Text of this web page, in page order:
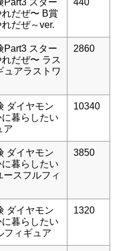
Part3 スター
だぜ〜 B賞
だぜ～ver.
440
Part3 スター
だぜ〜 ラス
ュアラストワ
2860
ダイヤモン
暮らしたい
ア
10340
ダイヤモン
暮らしたい
ースフルフィ
3850
ダイヤモン
暮らしたい
フィギュア
1320